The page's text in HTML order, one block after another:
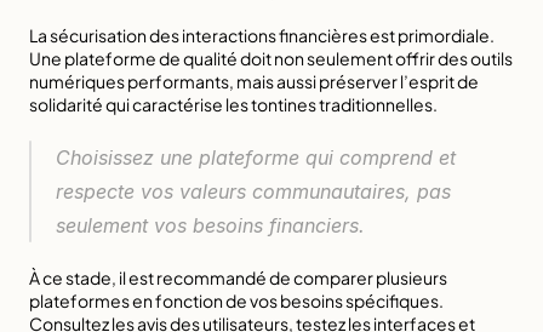
La sécurisation des interactions financières est primordiale.
Une plateforme de qualité doit non seulement offrir des outils
numériques performants, mais aussi préserver l’esprit de
solidarité qui caractérise les tontines traditionnelles.
Choisissez une plateforme qui comprend et
respecte vos valeurs communautaires, pas
seulement vos besoins financiers.
À ce stade, il est recommandé de comparer plusieurs
plateformes en fonction de vos besoins spécifiques.
Consultez les avis des utilisateurs, testez les interfaces et